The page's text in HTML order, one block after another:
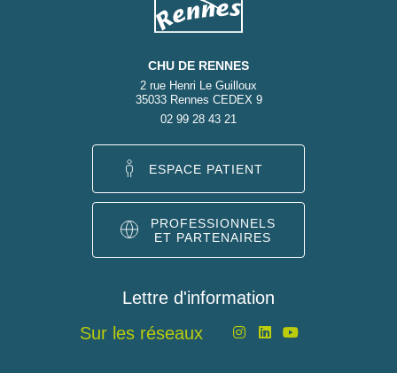
CHU DE RENNES
2 rue Henri Le Guilloux
35033 Rennes CEDEX 9
02 99 28 43 21
ESPACE PATIENT
PROFESSIONNELS
ET PARTENAIRES
Lettre d'information
Sur les réseaux